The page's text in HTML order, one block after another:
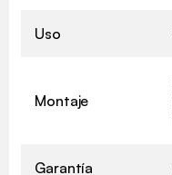
Uso
Montaje
Garantía